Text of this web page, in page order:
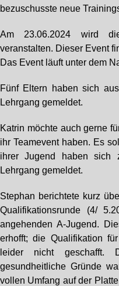
bezuschusste neue
Am 23.06.2024 wird
veranstalten. Dieser Event
Das Event läuft unter dem
Fünf Eltern haben sich
Lehrgang gemeldet.
Katrin möchte auch gerne
ihr Teamevent haben. Es
ihrer Jugend haben sich
Lehrgang gemeldet.
Stephan berichtete kurz
Qualifikationsrunde (4/
angehenden A-Jugend.
erhofft; die Qualifikation
leider nicht geschafft.
gesundheitliche Gründe
vollen Umfang auf der